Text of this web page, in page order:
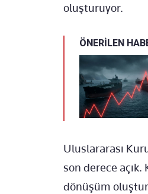
oluşturuyor.
ÖNERİLEN
Uluslararası
son derece
dönüşüm